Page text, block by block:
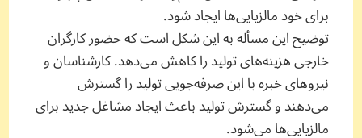
برای خود مالزیایی‌ها ایجاد شود.
توضیح این مسأله به این شکل است که حضور کارگران
خارجی هزینه‌های تولید را کاهش می‌دهد. کارشناسان و
نیروهای خبره با این صرفه‌جویی تولید را گسترش
می‌دهند و گسترش تولید باعث ایجاد مشاغل جدید برای
مالزیایی‌ها می‌شود.